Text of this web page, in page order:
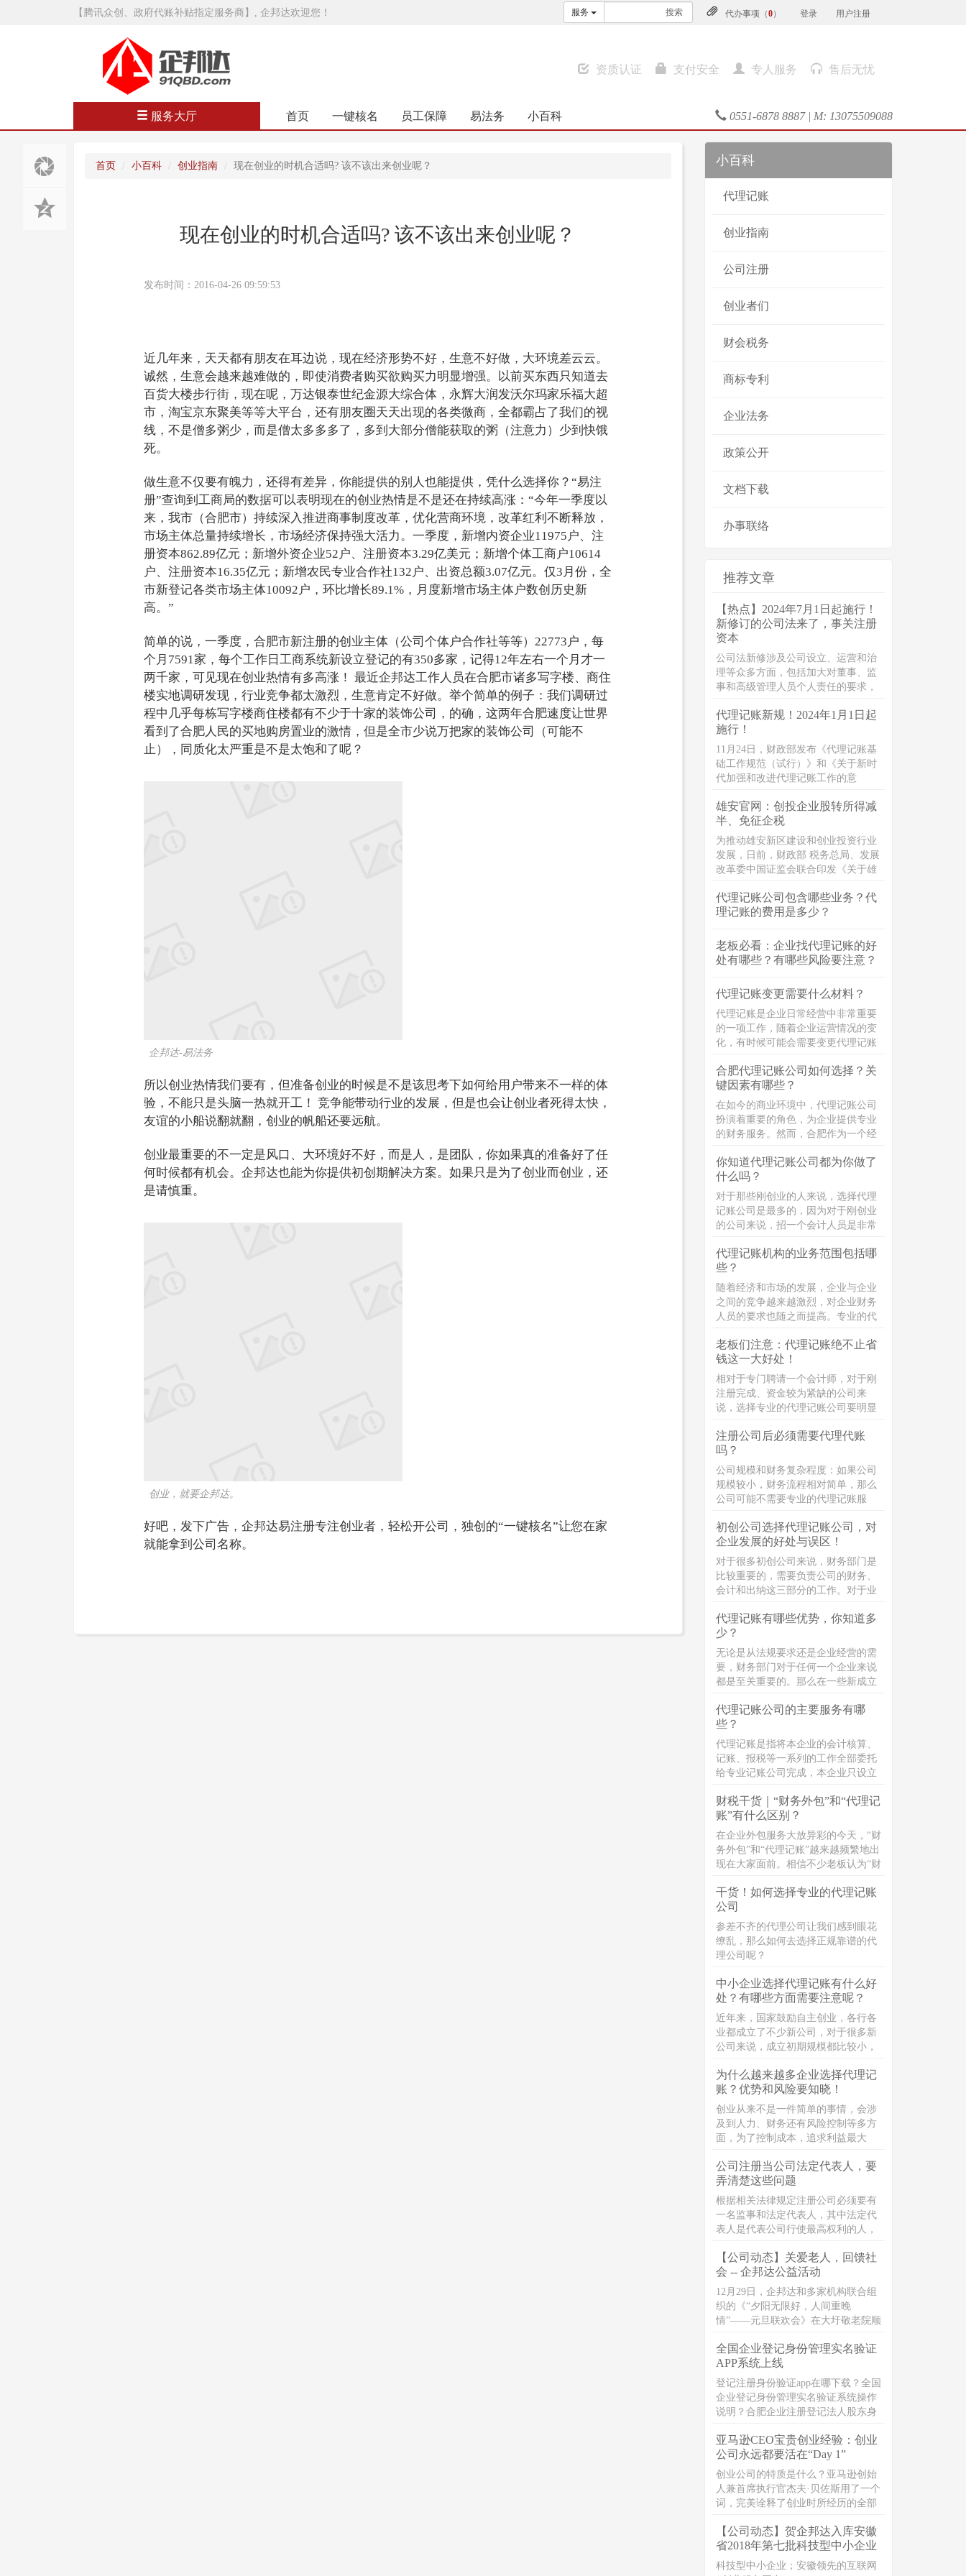
【腾讯众创、政府代账补贴指定服务商】, 企邦达欢迎您！ 代办事项（0） 登录 用户注册
服务 搜索
资质认证 支付安全 专人服务 售后无忧
服务大厅 首页 一键核名 员工保障 易法务 小百科 0551-6878 8887 | M: 13075509088
首页 小百科 创业指南 现在创业的时机合适吗? 该不该出来创业呢？
现在创业的时机合适吗? 该不该出来创业呢？
发布时间：2016-04-26 09:59:53
近几年来，天天都有朋友在耳边说，现在经济形势不好，生意不好做，大环境差云云。
诚然，生意会越来越难做的，即使消费者购买欲购买力明显增强。以前买东西只知道去
百货大楼步行街，现在呢，万达银泰世纪金源大综合体，永辉大润发沃尔玛家乐福大超
市，淘宝京东聚美等等大平台，还有朋友圈天天出现的各类微商，全都霸占了我们的视
线，不是僧多粥少，而是僧太多多多了，多到大部分僧能获取的粥（注意力）少到快饿
死。
做生意不仅要有魄力，还得有差异，你能提供的别人也能提供，凭什么选择你？“易注
册”查询到工商局的数据可以表明现在的创业热情是不是还在持续高涨：“今年一季度以
来，我市（合肥市）持续深入推进商事制度改革，优化营商环境，改革红利不断释放，
市场主体总量持续增长，市场经济保持强大活力。一季度，新增内资企业11975户、注
册资本862.89亿元；新增外资企业52户、注册资本3.29亿美元；新增个体工商户10614
户、注册资本16.35亿元；新增农民专业合作社132户、出资总额3.07亿元。仅3月份，全
市新登记各类市场主体10092户，环比增长89.1%，月度新增市场主体户数创历史新
高。”
简单的说，一季度，合肥市新注册的创业主体（公司个体户合作社等等）22773户，每
个月7591家，每个工作日工商系统新设立登记的有350多家，记得12年左右一个月才一
两千家，可见现在创业热情有多高涨！ 最近企邦达工作人员在合肥市诸多写字楼、商住
楼实地调研发现，行业竞争都太激烈，生意肯定不好做。举个简单的例子：我们调研过
程中几乎每栋写字楼商住楼都有不少于十家的装饰公司，的确，这两年合肥速度让世界
看到了合肥人民的买地购房置业的激情，但是全市少说万把家的装饰公司（可能不
止），同质化太严重是不是太饱和了呢？
企邦达-易法务
所以创业热情我们要有，但准备创业的时候是不是该思考下如何给用户带来不一样的体
验，不能只是头脑一热就开工！ 竞争能带动行业的发展，但是也会让创业者死得太快，
友谊的小船说翻就翻，创业的帆船还要远航。
创业最重要的不一定是风口、大环境好不好，而是人，是团队，你如果真的准备好了任
何时候都有机会。企邦达也能为你提供初创期解决方案。如果只是为了创业而创业，还
是请慎重。
创业，就要企邦达。
好吧，发下广告，企邦达易注册专注创业者，轻松开公司，独创的“一键核名”让您在家
就能拿到公司名称。
小百科
代理记账
创业指南
公司注册
创业者们
财会税务
商标专利
企业法务
政策公开
文档下载
办事联络
推荐文章
【热点】2024年7月1日起施行！
新修订的公司法来了，事关注册
资本
公司法新修涉及公司设立、运营和治
理等众多方面，包括加大对董事、监
事和高级管理人员个人责任的要求，
无论公司法人、股东、投资者、中高
管理层都格外关注此次新法对公司经
营乃至公司章程设计的实际影响，无
论是身处其中的法务，还是从事公司
业务的民商事律师，都需要透彻掌握
代理记账新规！2024年1月1日起
施行！
11月24日，财政部发布《代理记账基
础工作规范（试行）》和《关于新时
代加强和改进代理记账工作的意
雄安官网：创投企业股转所得减
半、免征企税
为推动雄安新区建设和创业投资行业
发展，日前，财政部 税务总局、发展
改革委中国证监会联合印发《关于雄
所得税试点政策的通知》（财税
〔2023〕40号）（以下简称《通
有关批复精神，在雄安新区试行公司
型创业投资企业的企业所得税优惠政
代理记账公司包含哪些业务？代
理记账的费用是多少？
老板必看：企业找代理记账的好
处有哪些？有哪些风险要注意？
代理记账变更需要什么材料？
代理记账是企业日常经营中非常重要
的一项工作，随着企业运营情况的变
化，有时候可能会需要变更代理记账
要准备哪些材料呢？接下来，小编将
为大家详细介绍！
合肥代理记账公司如何选择？关
键因素有哪些？
在如今的商业环境中，代理记账公司
扮演着重要的角色，为企业提供专业
的财务服务。然而，合肥作为一个经
如何选择一家优秀的代理记账公司成
为了许多企业主的难题。本文将详细
介绍选择合肥代理记账公司时需要考
虑的关键方面，帮助企业主做出明智
的决策。
你知道代理记账公司都为你做了
什么吗？
对于那些刚创业的人来说，选择代理
记账公司是最多的，因为对于刚创业
的公司来说，招一个会计人员是非常
司，选择代理记账你知道，代理记账
公司都为你做了什么吗？
代理记账机构的业务范围包括哪
些？
随着经济和市场的发展，企业与企业
之间的竞争越来越激烈，对企业财务
人员的要求也随之而提高。专业的代
对市场的风险和不确定因素作出合理
的判断，适应市场和经济的需要。那
么，代理记账机构的业务范围包括哪
些?接下来，企常青为您整理介绍：
老板们注意：代理记账绝不止省
钱这一大好处！
相对于专门聘请一个会计师，对于刚
注册完成、资金较为紧缺的公司来
说，选择专业的代理记账公司要明显
气，相应地会导致公司经营的业务较
少。如果聘请一个专职的会计师，除
了要支付几千块钱的工资以外，还得
为其缴纳社保，跟
注册公司后必须需要代理代账
吗？
公司规模和财务复杂程度：如果公司
规模较小，财务流程相对简单，那么
公司可能不需要专业的代理记账服
流程较为复杂，那么聘请专业的代理
记账公司可能会更加合适。
初创公司选择代理记账公司，对
企业发展的好处与误区！
对于很多初创公司来说，财务部门是
比较重要的，需要负责公司的财务、
会计和出纳这三部分的工作。对于业
能就是一个人来负责，但这显然是不
合规的，会给企业的财务安全带来重
大的安全隐患。财务人员挪用公款炒
股、赌博甚至是打赏主播，近年来也
屡见不鲜。
代理记账有哪些优势，你知道多
少？
无论是从法规要求还是企业经营的需
要，财务部门对于任何一个企业来说
都是至关重要的。那么在一些新成立
模小、业务简单、正处于创业初期会
自然而然地考虑选择招聘一名会计或
是兼职会计;对于规模较大的企业来
说，常常是通过直接招聘会计人员来
组建财务部门进行管理。因此很多企
记账也可称之为财务代理，是指将本
企业的会计核算、记账、报税等一系
完成，本企业只设立出纳人员，负责
日常货币收支业务和财产保管等工
作。
代理记账公司的主要服务有哪
些？
代理记账是指将本企业的会计核算、
记账、报税等一系列的工作全部委托
给专业记账公司完成，本企业只设立
财产保管等工作的管理活动。代理记
账的业务内容主要包括:审核原始凭
证，代制记账凭证，编制会计账簿，
编制会计报表，纳税申报，编制季度
财务分析报告；财税政策推广，财税
财税干货｜“财务外包”和“代理记
账”有什么区别？
在企业外包服务大放异彩的今天，“财
务外包”和“代理记账”越来越频繁地出
现在大家面前。相信不少老板认为“财
务，通过第三方机构打理公司的财
务，两者只是名义上的不同。其
实，“财务外包"和“代理记账"有很大
的区别。
干货！如何选择专业的代理记账
公司
参差不齐的代理公司让我们感到眼花
缭乱，那么如何去选择正规靠谱的代
理公司呢？
中小企业选择代理记账有什么好
处？有哪些方面需要注意呢？
近年来，国家鼓励自主创业，各行各
业都成立了不少新公司，对于很多新
公司来说，成立初期规模都比较小，
系列难题，一些公司还面临较为沉重
的资金压力。对于新成立的公司来
说，为了节约企业经营成本，又保证
企业记账报税质量，把工商税务问题
交给代理记账公司来打理，专业的事
的选择。
为什么越来越多企业选择代理记
账？优势和风险要知晓！
创业从来不是一件简单的事情，会涉
及到人力、财务还有风险控制等多方
面，为了控制成本，追求利益最大
那代理记账是什么呢？
公司注册当公司法定代表人，要
弄清楚这些问题
根据相关法律规定注册公司必须要有
一名监事和法定代表人，其中法定代
表人是代表公司行使最高权利的人，
编整理了公司法定代表人相关问题整
理，一起来看下吧。
【公司动态】关爱老人，回馈社
会 -- 企邦达公益活动
12月29日，企邦达和多家机构联合组
织的《“夕阳无限好，人间重晚
情”——元旦联欢会》在大圩敬老院顺
在元旦之前，一起带着爱心礼品，以
及真诚的祝福，走进敬老院，献爱
心，暖人心
全国企业登记身份管理实名验证
APP系统上线
登记注册身份验证app在哪下载？全国
企业登记身份管理实名验证系统操作
说明？合肥企业注册登记法人股东身
亚马逊CEO宝贵创业经验：创业
公司永远都要活在“Day 1”
创业公司的特质是什么？亚马逊创始
人兼首席执行官杰夫·贝佐斯用了一个
词，完美诠释了创业时所经历的全部
1”，也就是每天都要像创业第一天那
样运营公司。
【公司动态】贺企邦达入库安徽
省2018年第七批科技型中小企业
科技型中小企业；安徽领先的互联网